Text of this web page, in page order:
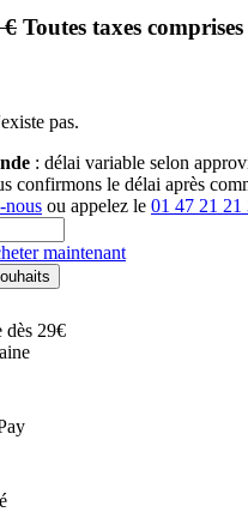
€ Toutes taxes comprises
pas.
: délai variable selon
confirmons le délai après
nous ou appelez le 01 47 21 21
maintenant
29€